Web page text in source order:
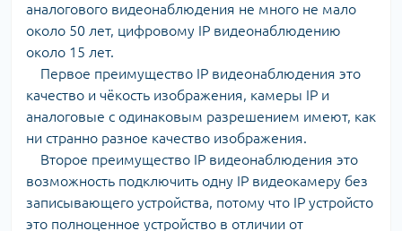
аналогового видеонаблюдения не много не мало
около 50 лет, цифровому IP видеонаблюдению
около 15 лет.
Первое преимущество IP видеонаблюдения это
качество и чёкость изображения, камеры IP и
аналоговые с одинаковым разрешением имеют, как
ни странно разное качество изображения.
Второе преимущество IP видеонаблюдения это
возможность подключить одну IP видеокамеру без
записывающего устройства, потому что IP устройсто
это полноценное устройство в отличии от